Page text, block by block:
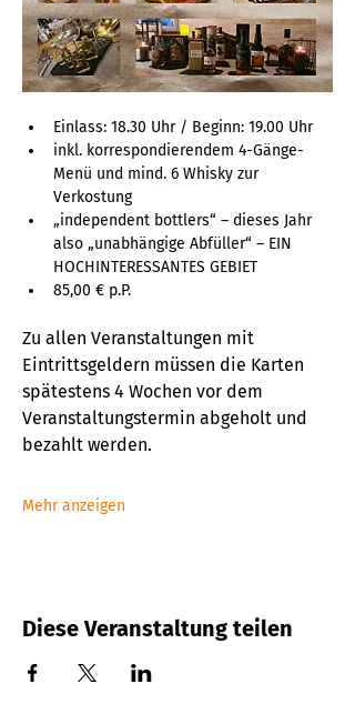
Einlass: 18.30 Uhr / Beginn: 19.00 Uhr
inkl. korrespondierendem 4-Gänge-
Menü und mind. 6 Whisky zur
Verkostung
„independent bottlers“ – dieses Jahr
also „unabhängige Abfüller“ – EIN
HOCHINTERESSANTES GEBIET
85,00 € p.P.
Zu allen Veranstaltungen mit
Eintrittsgeldern müssen die Karten
spätestens 4 Wochen vor dem
Veranstaltungstermin abgeholt und
bezahlt werden.
Mehr anzeigen
Diese Veranstaltung teilen